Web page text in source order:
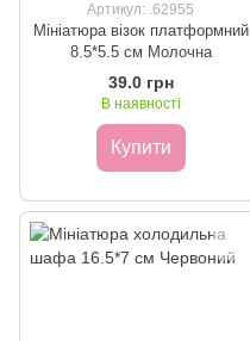
Артикул: .62955
Мініатюра візок платформний
8.5*5.5 см Молочна
39.0 грн
В наявності
Купити